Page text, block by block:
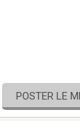
POSTER LE